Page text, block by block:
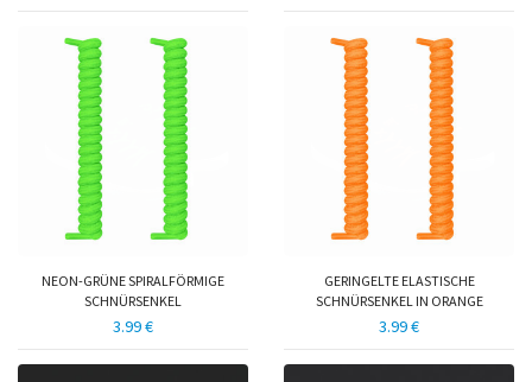
NEON-GRÜNE SPIRALFÖRMIGE
SCHNÜRSENKEL
3.99 €
GERINGELTE ELASTISCHE
SCHNÜRSENKEL IN ORANGE
3.99 €